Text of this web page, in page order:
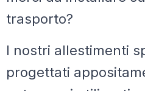
trasporto?
I nostri allestimenti
progettati